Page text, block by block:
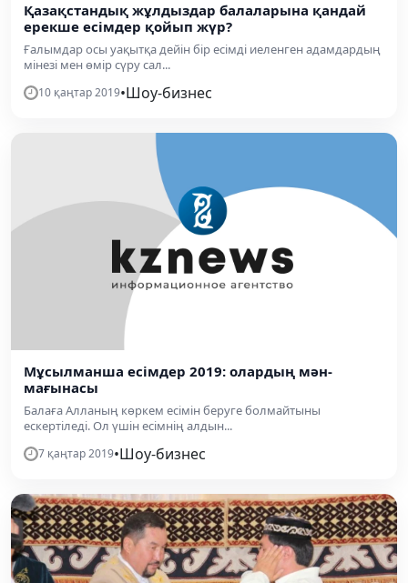
Қазақстандық жұлдыздар балаларына қандай
ерекше есімдер қойып жүр?
Ғалымдар осы уақытқа дейін бір есімді иеленген адамдардың
мінезі мен өмір сүру сал...
10 қаңтар 2019•Шоу-бизнес
Мұсылманша есімдер 2019: олардың мән-
мағынасы
Балаға Алланың көркем есімін беруге болмайтыны
ескертіледі. Ол үшін есімнің алдын...
7 қаңтар 2019•Шоу-бизнес